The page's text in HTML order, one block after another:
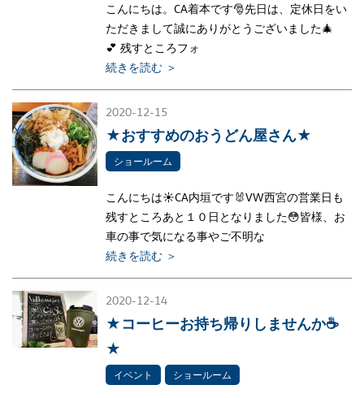
こんにちは。CA着本です🎅先日は、定休日をい
ただきまして誠にありがとうございました🎄
💕 残すところフォ
続きを読む ＞
2020-12-15
★おすすめのおうどん屋さん★
ショールーム
こんにちは☀CA内垣です🐰VW西宮の営業日も
残すところあと１０日となりました😳皆様、お
車の事で気になる事やご不明な
続きを読む ＞
2020-12-14
★コーヒーお持ち帰りしませんか☕
★
イベント ショールーム